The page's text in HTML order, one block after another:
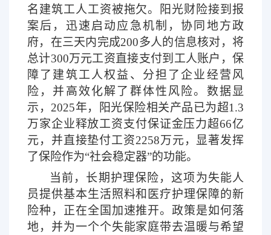
名建筑工人工资被拖欠。阳光财险接到报
案后，迅速启动应急机制，协同地方政
府，在三天内完成200多人的信息核对，将
总计300万元工资直接支付到工人账户，保
障了建筑工人权益、分担了企业经营风
险，并高效化解了群体性风险。数据显
示，2025年，阳光保险相关产品已为超1.3
万家企业释放工资支付保证金压力超66亿
元，并直接垫付工资2258万元，显著发挥
了保险作为“社会稳定器”的功能。
当前，长期护理保险，这项为失能人
员提供基本生活照料和医疗护理保障的新
险种，正在全国加速推开。政策是如何落
地，并为一个个失能家庭带去温暖与希望